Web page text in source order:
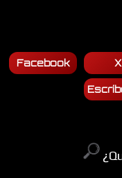
Facebook X